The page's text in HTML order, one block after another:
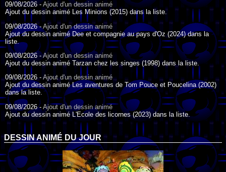
09/08/2026 -Ajout d'un dessin animé
Ajout du dessin animé Les Minions (2015) dans la liste.
09/08/2026 -Ajout d'un dessin animé
Ajout du dessin animé Dee et compagnie au pays d'Oz (2024) dans la
liste.
09/08/2026 -Ajout d'un dessin animé
Ajout du dessin animé Tarzan chez les singes (1998) dans la liste.
09/08/2026 -Ajout d'un dessin animé
Ajout du dessin animé Les aventures de Tom Pouce et Poucelina (2002)
dans la liste.
09/08/2026 - Ajout d'un dessin animé
Ajout du dessin animé L'Ecole des licornes (2023) dans la liste.
09/08/2026 -
Ajout d'un dessin animé
Ajout du dessin animé Wonder Choux ! (2006) dans la liste.
09/08/2026 - Ajout d'un dessin animé
Ajout du dessin animé Anna et ses amis (2022) dans la liste.
DESSIN ANIMÉ DU JOUR